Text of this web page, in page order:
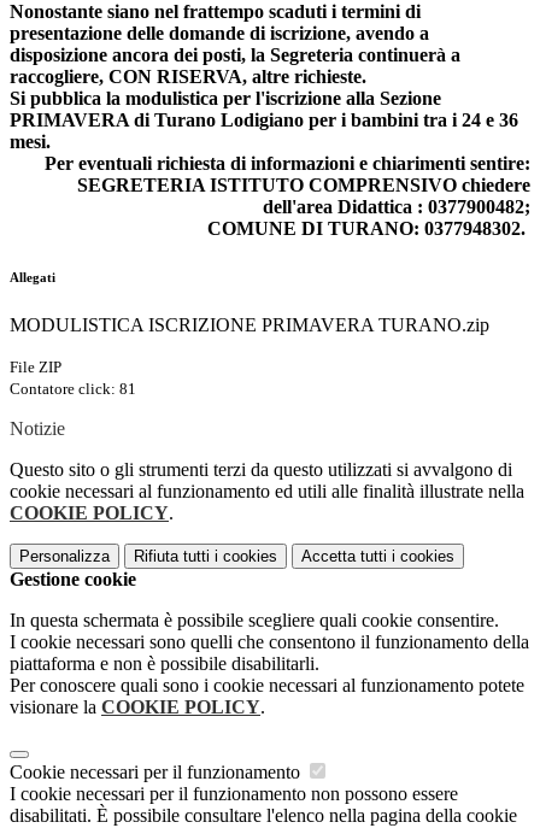
Nonostante siano nel frattempo scaduti i termini di
presentazione delle domande di iscrizione, avendo a
disposizione ancora dei posti, la Segreteria continuerà a
raccogliere, CON RISERVA, altre richieste.
Si pubblica la modulistica per l'iscrizione alla Sezione
PRIMAVERA di Turano Lodigiano per i bambini tra i 24 e 36
mesi.
Per eventuali richiesta di informazioni e chiarimenti sentire:
SEGRETERIA ISTITUTO COMPRENSIVO chiedere
dell'area Didattica : 0377900482;
COMUNE DI TURANO: 0377948302.
Allegati
MODULISTICA ISCRIZIONE PRIMAVERA TURANO.zip
File ZIP
Contatore click: 81
Notizie
Questo sito o gli strumenti terzi da questo utilizzati si avvalgono di
cookie necessari al funzionamento ed utili alle finalità illustrate nella
COOKIE POLICY.
Personalizza Rifiuta tutti i cookies Accetta tutti i cookies
Gestione cookie
In questa schermata è possibile scegliere quali cookie consentire.
I cookie necessari sono quelli che consentono il funzionamento della
piattaforma e non è possibile disabilitarli.
Per conoscere quali sono i cookie necessari al funzionamento potete
visionare la COOKIE POLICY.
Cookie necessari per il funzionamento
I cookie necessari per il funzionamento non possono essere
disabilitati. È possibile consultare l'elenco nella pagina della cookie